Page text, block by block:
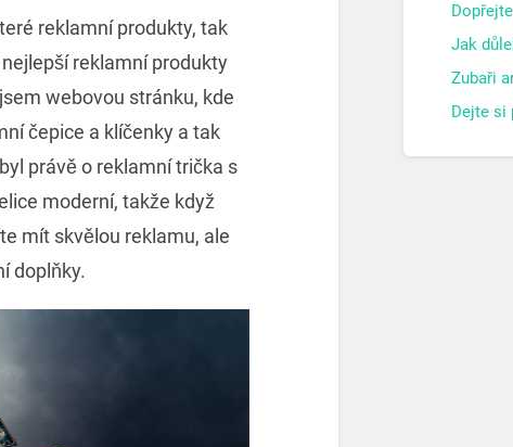
reklamní produkty, tak
reklamní produkty
webovou stránku, kde
čepice a klíčenky a tak
právě o reklamní trička s
moderní, takže když
mít skvělou reklamu, ale
doplňky.
Jak
Zubaři
Dejte si